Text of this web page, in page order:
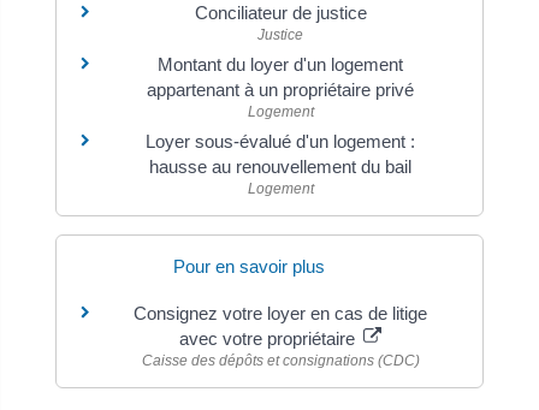
Conciliateur de justice
Justice
Montant du loyer d'un logement
appartenant à un propriétaire privé
Logement
Loyer sous-évalué d'un logement :
hausse au renouvellement du bail
Logement
Pour en savoir plus
Consignez votre loyer en cas de litige
avec votre propriétaire
Caisse des dépôts et consignations (CDC)